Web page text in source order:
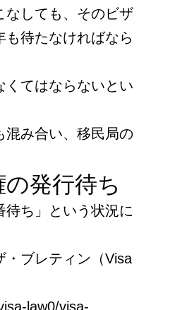
なしても、そのビザ
待たなければなら
くてはならないとい
混み合い、移民局の
発行待ち
待ち」という状況に
・ブレティン（Visa
law0/visa-